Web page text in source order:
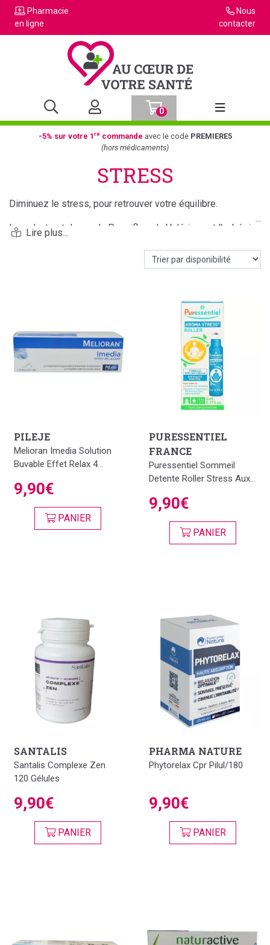
Pharmacie
en ligne
Nous
contacter
0
Afficher la
-5% sur votre 1recommande avec le code PREMIERE5
(hors médicaments)
STRESS
Diminuez le stress, pour retrouver votre équilibre.
Les plantes tels que la Passiflore, la Valériane et l'aubépine
PILEJE
Melioran Imedia Solution
Buvable Effet Relax 4...
9,90€
PANIER
PURESSENTIEL
FRANCE
Puressentiel Sommeil
Detente Roller Stress Aux...
9,90€
PANIER
SANTALIS
Santalis Complexe Zen
120 Gélules
9,90€
PANIER
PHARMA NATURE
Phytorelax Cpr Pilul/180
9,90€
PANIER